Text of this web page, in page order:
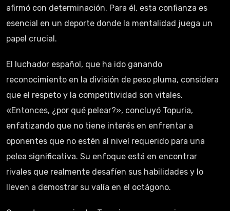
afirmó con determinación. Para él, esta confianza es
esencial en un deporte donde la mentalidad juega un
papel crucial.
El luchador español, que ha ido ganando
reconocimiento en la división de peso pluma, considera
que el respeto y la competitividad son vitales.
«Entonces, ¿por qué pelear?», concluyó Topuria,
enfatizando que no tiene interés en enfrentar a
oponentes que no estén al nivel requerido para una
pelea significativa. Su enfoque está en encontrar
rivales que realmente desafíen sus habilidades y lo
lleven a demostrar su valía en el octágono.